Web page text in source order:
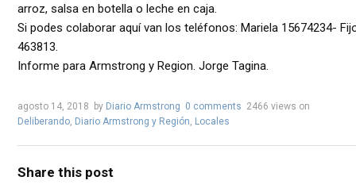
arroz, salsa en botella o leche en caja.
Si podes colaborar aquí van los teléfonos: Mariela 15674234-
463813.
Informe para Armstrong y Region. Jorge Tagina.
agosto 14, 2018 by Diario Armstrong 0 comments 2466 views on
Deliberando, Diario Armstrong y Región, Locales
Share this post